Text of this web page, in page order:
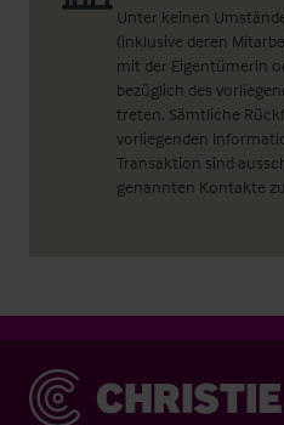
Unter keinen
(inklusive deren
mit der Eigentümerin
bezüglich des
treten. Sämtliche
vorliegenden
Transaktion sind
genannten Kontakte
Christie & Co